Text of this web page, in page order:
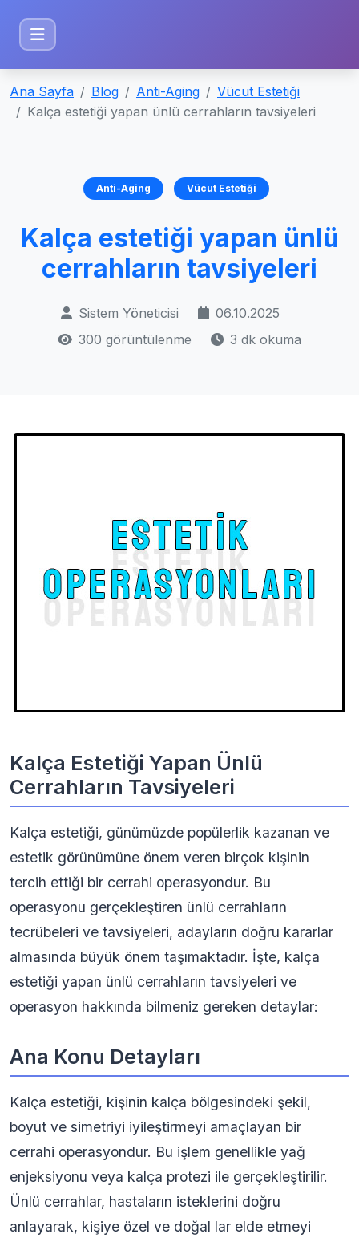
Ana Sayfa Blog Anti-Aging
Vücut Estetiği
Kalça estetiği yapan ünlü cerrahların tavsiyeleri
Anti-Aging Vücut Estetiği
Kalça estetiği yapan ünlü
cerrahların tavsiyeleri
Sistem Yöneticisi
06.10.2025
300 görüntülenme
3 dk okuma
Kalça Estetiği Yapan Ünlü
Cerrahların Tavsiyeleri
Kalça estetiği, günümüzde popülerlik kazanan ve
estetik görünümüne önem veren birçok kişinin
tercih ettiği bir cerrahi operasyondur. Bu
operasyonu gerçekleştiren ünlü cerrahların
tecrübeleri ve tavsiyeleri, adayların doğru kararlar
almasında büyük önem taşımaktadır. İşte, kalça
estetiği yapan ünlü cerrahların tavsiyeleri ve
operasyon hakkında bilmeniz gereken detaylar:
Ana Konu Detayları
Kalça estetiği, kişinin kalça bölgesindeki şekil,
boyut ve simetriyi iyileştirmeyi amaçlayan bir
cerrahi operasyondur. Bu işlem genellikle yağ
enjeksiyonu veya kalça protezi ile gerçekleştirilir.
Ünlü cerrahlar, hastaların isteklerini doğru
anlayarak, kişiye özel ve doğal lar elde etmeyi